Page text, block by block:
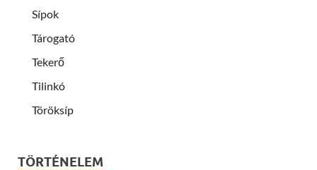
Sípok
Tárogató
Tekerő
Tilinkó
Töröksíp
TÖRTÉNELEM